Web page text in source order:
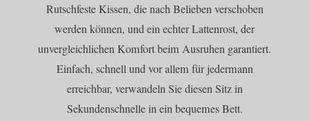
Rutschfeste Kissen, die nach Belieben verschoben
werden können, und ein echter Lattenrost, der
unvergleichlichen Komfort beim Ausruhen garantiert.
Einfach, schnell und vor allem für jedermann
erreichbar, verwandeln Sie diesen Sitz in
Sekundenschnelle in ein bequemes Bett.